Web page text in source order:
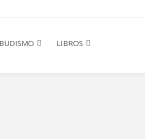
BUDISMO LIBROS